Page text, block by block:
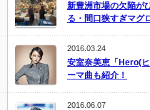
新豊洲市場の欠陥が
る・間口狭すぎマグ
2016.03.24
安室奈美恵「Hero(
ーマ曲も紹介！
2016.06.07